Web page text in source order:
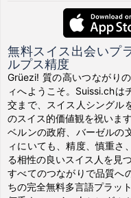
無料スイス出会いプ
ルプス精度
Grüezi! 質の高いつながり
ィへようこそ。Suissi.chは
交まで、スイス人シングル
のスイス的価値観を祝います
ベルンの政府、バーゼルの
ィにいても、精度、慎重さ
る相性の良いスイス人を見
すべてのつながりで品質へ
ちの完全無料多言語プラッ